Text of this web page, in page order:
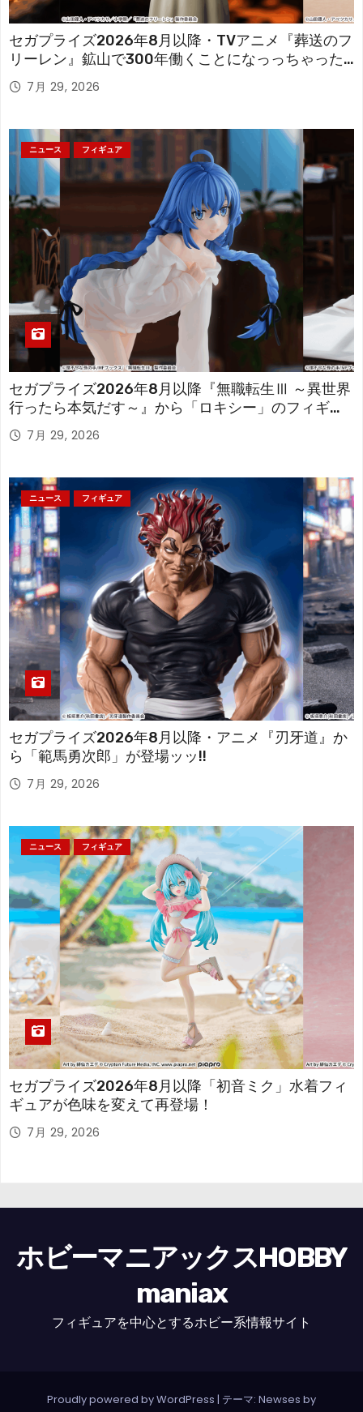
セガプライズ2026年8月以降・TVアニメ『葬送のフ
リーレン』鉱山で300年働くことになっっちゃった
「フリーレン」を立体化！
7月 29, 2026
ニュース フィギュア
セガプライズ2026年8月以降『無職転生Ⅲ ～異世界
行ったら本気だす～』から「ロキシー」のフィギュ
アが登場！
7月 29, 2026
ニュース フィギュア
セガプライズ2026年8月以降・アニメ『刃牙道』か
ら「範馬勇次郎」が登場ッッ!!
7月 29, 2026
ニュース フィギュア
セガプライズ2026年8月以降「初音ミク」水着フィ
ギュアが色味を変えて再登場！
7月 29, 2026
ホビーマニアックスHOBBY
maniax
フィギュアを中心とするホビー系情報サイト
Proudly powered by WordPress | テーマ: Newses by